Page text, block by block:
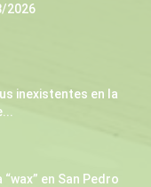
2026
inexistentes en la
en San Pedro